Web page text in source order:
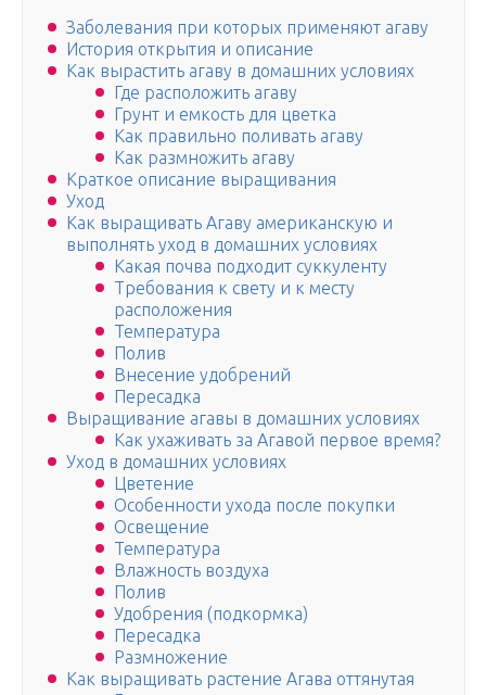
Заболевания при которых применяют агаву
История открытия и описание
Как вырастить агаву в домашних условиях
Где расположить агаву
Грунт и емкость для цветка
Как правильно поливать агаву
Как размножить агаву
Краткое описание выращивания
Уход
Как выращивать Агаву американскую и
выполнять уход в домашних условиях
Какая почва подходит суккуленту
Требования к свету и к месту
расположения
Температура
Полив
Внесение удобрений
Пересадка
Выращивание агавы в домашних условиях
Как ухаживать за Агавой первое время?
Уход в домашних условиях
Цветение
Особенности ухода после покупки
Освещение
Температура
Влажность воздуха
Полив
Удобрения (подкормка)
Пересадка
Размножение
Как выращивать растение Агава оттянутая